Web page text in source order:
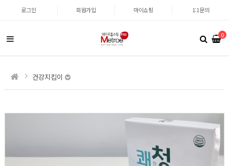
로그인 회원가입 마이쇼핑 1:1문의
0
건강지킴이